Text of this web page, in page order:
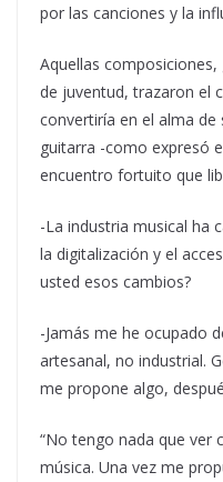
por las canciones y la
Aquellas
de juventud, trazaron el
convertiría en el alma de
guitarra -como expresó
encuentro fortuito que
-La industria musical ha
la digitalización y el
usted esos cambios?
-Jamás me he ocupado
artesanal, no industrial.
me propone algo,
“No tengo nada que ver
música. Una vez me